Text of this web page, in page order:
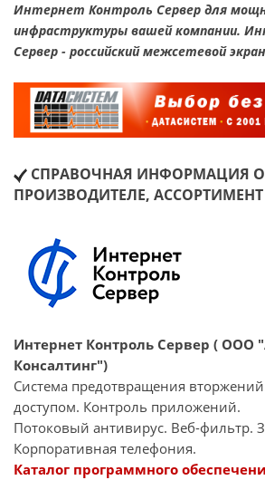
Интернет Контроль Сервер для
инфраструктуры вашей компании.
Сервер - российский межсетевой экран
СПРАВОЧНАЯ ИНФОРМАЦИЯ О
ПРОИЗВОДИТЕЛЕ, АССОРТИМЕНТ
Интернет Контроль Сервер ( ООО
Консалтинг")
Система предотвращения
доступом. Контроль приложений.
Потоковый антивирус. Веб-фильтр.
Корпоративная телефония.
Каталог программного